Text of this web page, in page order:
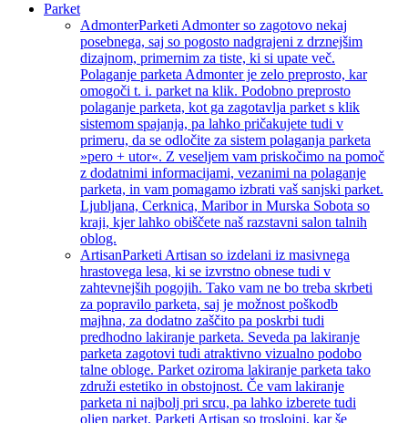
Parket
AdmonterParketi Admonter so zagotovo nekaj
posebnega, saj so pogosto nadgrajeni z drznejšim
dizajnom, primernim za tiste, ki si upate več.
Polaganje parketa Admonter je zelo preprosto, kar
omogoči t. i. parket na klik. Podobno preprosto
polaganje parketa, kot ga zagotavlja parket s klik
sistemom spajanja, pa lahko pričakujete tudi v
primeru, da se odločite za sistem polaganja parketa
»pero + utor«. Z veseljem vam priskočimo na pomoč
z dodatnimi informacijami, vezanimi na polaganje
parketa, in vam pomagamo izbrati vaš sanjski parket.
Ljubljana, Cerknica, Maribor in Murska Sobota so
kraji, kjer lahko obiščete naš razstavni salon talnih
oblog.
ArtisanParketi Artisan so izdelani iz masivnega
hrastovega lesa, ki se izvrstno obnese tudi v
zahtevnejših pogojih. Tako vam ne bo treba skrbeti
za popravilo parketa, saj je možnost poškodb
majhna, za dodatno zaščito pa poskrbi tudi
predhodno lakiranje parketa. Seveda pa lakiranje
parketa zagotovi tudi atraktivno vizualno podobo
talne obloge. Parket oziroma lakiranje parketa tako
združi estetiko in obstojnost. Če vam lakiranje
parketa ni najbolj pri srcu, pa lahko izberete tudi
oljen parket. Parketi Artisan so troslojni, kar še